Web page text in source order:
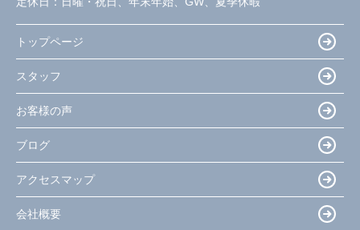
トップページ
スタッフ
お客様の声
ブログ
アクセスマップ
会社概要